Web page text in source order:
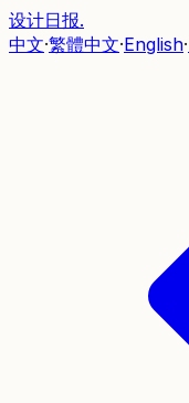
设计日报.
中文·繁體中文·English·